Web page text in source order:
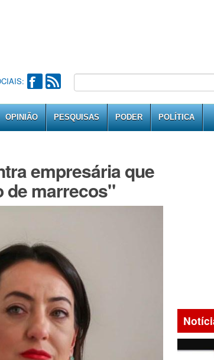
OPINIÃO PESQUISAS PODER POLÍTICA
empresária que
de marrecos"